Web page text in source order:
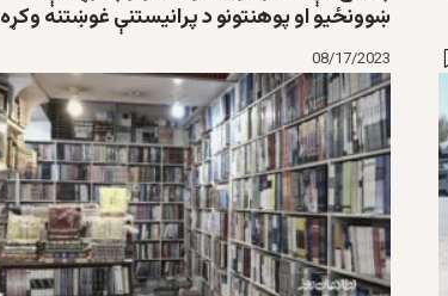
ښوونځيو او پوهنتونو د پرانيستنې غوښتنه وکړه
08/17/2023